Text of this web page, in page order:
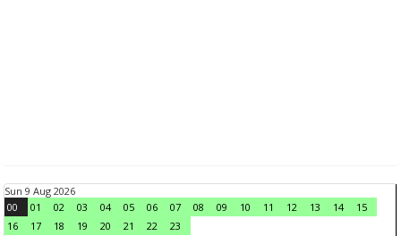
Sun 9 Aug 2026
00
01 02 03 04 05 06 07 08 09 10 11 12 13 14
15
16
17 18 19 20 21 22
23